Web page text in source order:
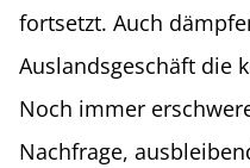
fortsetzt. Auch
Auslandsgeschäft die
Noch immer
Nachfrage,